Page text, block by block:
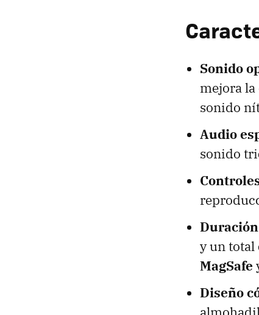
Sonido
mejora la
sonido
Audio
sonido
y un total
MagSafe
Diseño